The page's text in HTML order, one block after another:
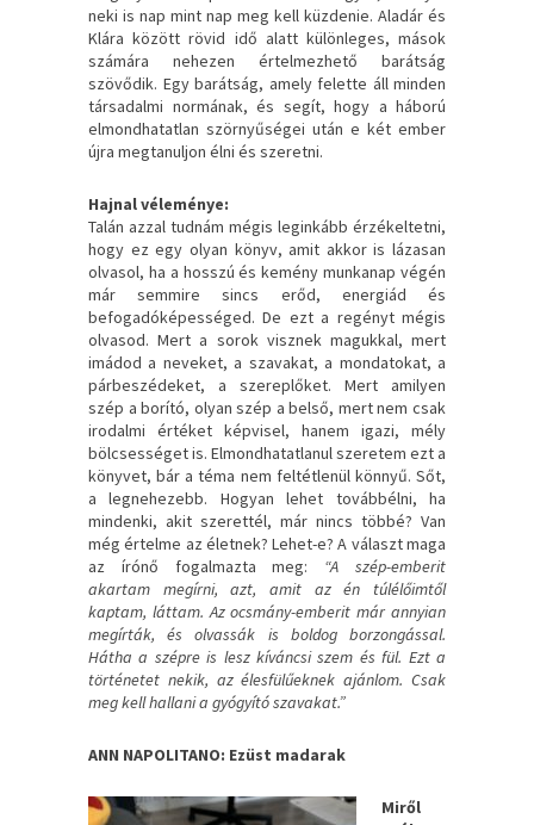
neki is nap mint nap meg kell küzdenie. Aladár és
Klára között rövid idő alatt különleges, mások
számára nehezen értelmezhető barátság
szövődik. Egy barátság, amely felette áll minden
társadalmi normának, és segít, hogy a háború
elmondhatatlan szörnyűségei után e két ember
újra megtanuljon élni és szeretni.
Hajnal véleménye:
Talán azzal tudnám mégis leginkább érzékeltetni,
hogy ez egy olyan könyv, amit akkor is lázasan
olvasol, ha a hosszú és kemény munkanap végén
már semmire sincs erőd, energiád és
befogadóképességed. De ezt a regényt mégis
olvasod. Mert a sorok visznek magukkal, mert
imádod a neveket, a szavakat, a mondatokat, a
párbeszédeket, a szereplőket. Mert amilyen
szép a borító, olyan szép a belső, mert nem csak
irodalmi értéket képvisel, hanem igazi, mély
bölcsességet is. Elmondhatatlanul szeretem ezt a
könyvet, bár a téma nem feltétlenül könnyű. Sőt,
a legnehezebb. Hogyan lehet továbbélni, ha
mindenki, akit szerettél, már nincs többé? Van
még értelme az életnek? Lehet-e? A választ maga
az írónő fogalmazta meg: “A szép-emberit
akartam megírni, azt, amit az én túlélőimtől
kaptam, láttam. Az ocsmány-emberit már annyian
megírták, és olvassák is boldog borzongással.
Hátha a szépre is lesz kíváncsi szem és fül. Ezt a
történetet nekik, az élesfülűeknek ajánlom. Csak
meg kell hallani a gyógyító szavakat.”
ANN NAPOLITANO: Ezüst madarak
Miről